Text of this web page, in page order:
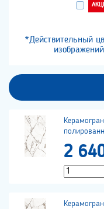
*Действительный
2